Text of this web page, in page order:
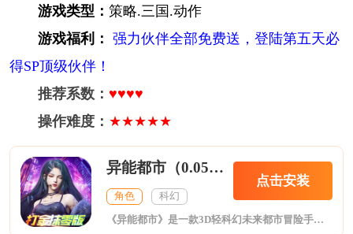
游戏类型： 策略.三国.动作
游戏福利： 强力伙伴全部免费送，登陆第五天必
得SP顶级伙伴！
推荐系数： ♥♥♥♥
操作难度： ★★★★★
异能都市（0.05折十倍返钻打金）
角色 科幻
点击安装
《异能都市》是一款3D轻科幻未来都市冒险手游，汇集“机甲、异能、魔物“的都市幻想为一体。你将作为「异能者」，前往2040未来都市，与体内含有原力能量的「异能者组织」进行抵御魔族之战，不断解谜顶层文明和原力遗失的真相……运用你的判断力，驾驭机甲、掌控异能，组团杀BOSS集时装，战前排兵布阵，抵御异界魔物入侵，在末世的史诗打出酣畅淋漓的一战吧！你，准备好开始这段「异能」之旅了吗？